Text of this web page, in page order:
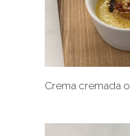
Crema cremada o